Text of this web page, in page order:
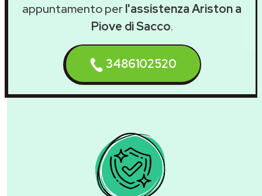
appuntamento perl'assistenza Ariston a
Piove di Sacco.
3486102520